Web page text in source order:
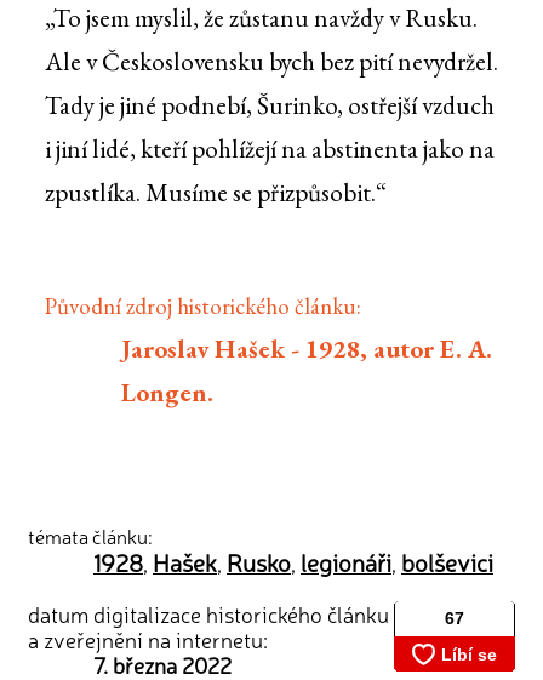
„To jsem myslil, že zůstanu navždy v Rusku.
Ale v Československu bych bez pití nevydržel.
Tady je jiné podnebí, Šurinko, ostřejší vzduch
i jiní lidé, kteří pohlížejí na abstinenta jako na
zpustlíka. Musíme se přizpůsobit.“
Původní zdroj historického článku:
Jaroslav Hašek - 1928, autor E. A.
Longen.
témata článku:
1928, Hašek, Rusko, legionáři, bolševici
datum digitalizace historického článku
a zveřejnění na internetu:
7. března 2022